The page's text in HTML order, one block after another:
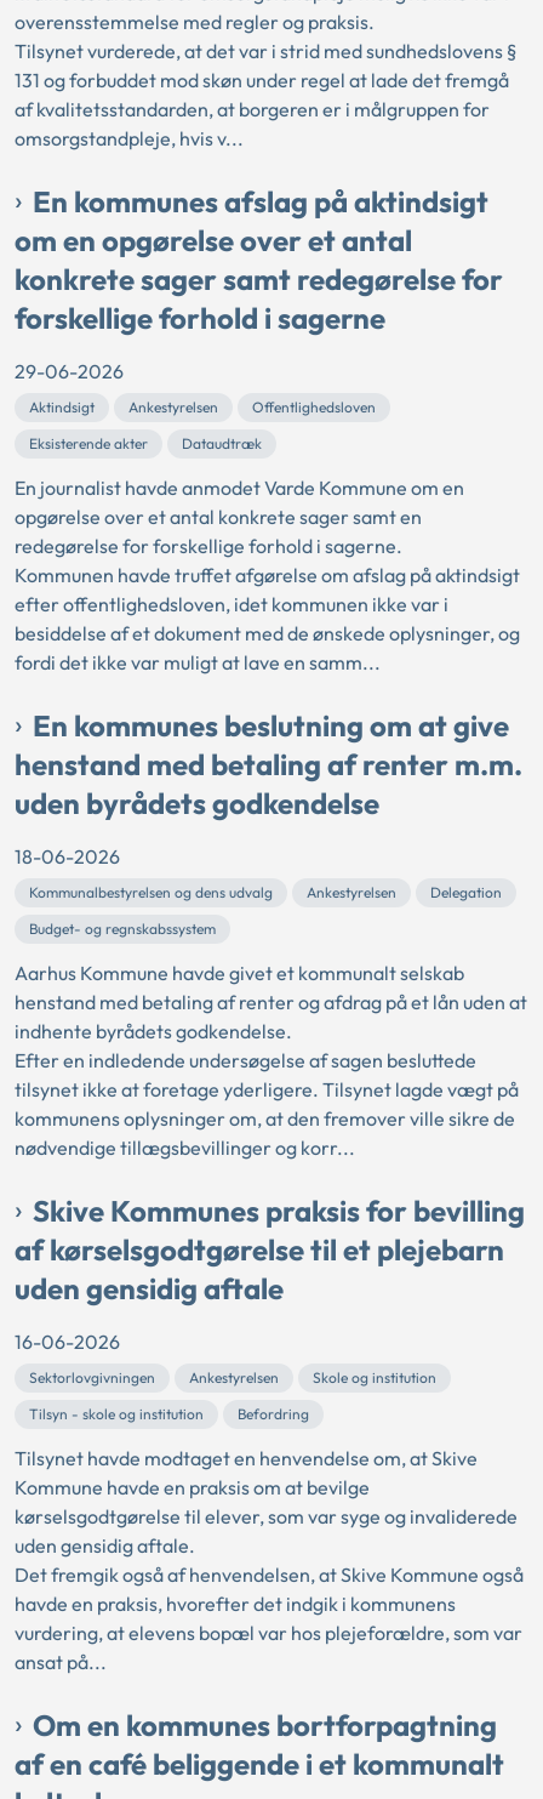
overensstemmelse med regler og praksis.
Tilsynet vurderede, at det var i strid med sundhedslovens §
131 og forbuddet mod skøn under regel at lade det fremgå
af kvalitetsstandarden, at borgeren er i målgruppen for
omsorgstandpleje, hvis v...
En kommunes afslag på aktindsigt
om en opgørelse over et antal
konkrete sager samt redegørelse for
forskellige forhold i sagerne
29-06-2026
Aktindsigt Ankestyrelsen
Offentlighedsloven
Eksisterende akter
Dataudtræk
En journalist havde anmodet Varde Kommune om en
opgørelse over et antal konkrete sager samt en
redegørelse for forskellige forhold i sagerne.
Kommunen havde truffet afgørelse om afslag på aktindsigt
efter offentlighedsloven, idet kommunen ikke var i
besiddelse af et dokument med de ønskede oplysninger, og
fordi det ikke var muligt at lave en samm...
En kommunes beslutning om at give
henstand med betaling af renter m.m.
uden byrådets godkendelse
18-06-2026
Kommunalbestyrelsen og dens udvalg Ankestyrelsen
Delegation
Budget- og regnskabssystem
Aarhus Kommune havde givet et kommunalt selskab
henstand med betaling af renter og afdrag på et lån uden at
indhente byrådets godkendelse.
Efter en indledende undersøgelse af sagen besluttede
tilsynet ikke at foretage yderligere. Tilsynet lagde vægt på
kommunens oplysninger om, at den fremover ville sikre de
nødvendige tillægsbevillinger og korr...
Skive Kommunes praksis for bevilling
af kørselsgodtgørelse til et plejebarn
uden gensidig aftale
16-06-2026
Sektorlovgivningen Ankestyrelsen
Skole og institution
Tilsyn - skole og institution
Befordring
Tilsynet havde modtaget en henvendelse om, at Skive
Kommune havde en praksis om at bevilge
kørselsgodtgørelse til elever, som var syge og invaliderede
uden gensidig aftale.
Det fremgik også af henvendelsen, at Skive Kommune også
havde en praksis, hvorefter det indgik i kommunens
vurdering, at elevens bopæl var hos plejeforældre, som var
ansat på...
Om en kommunes bortforpagtning
af en café beliggende i et kommunalt